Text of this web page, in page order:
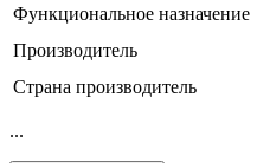
Функциональное назначение
Производитель
Страна производитель
...